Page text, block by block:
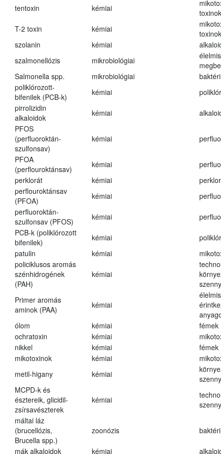
tentoxin
kémiai
toxinok
T-2 toxin
kémiai
toxinok
szolanin
kémiai
szalmonellózis
mikrobiológiai
Salmonella spp.
mikrobiológiai
poliklórozott-
bifenilek (PCB-k)
kémiai
pirrolizidin
alkaloidok
kémiai
PFOS
(perfluoroktán-
szulfonsav)
kémiai
PFOA
(perflouroktánsav)
kémiai
perklorát
kémiai
perflouroktánsav
(PFOA)
kémiai
perfluoroktán-
szulfonsav (PFOS)
kémiai
PCB-k (poliklórozott
bifenilek)
kémiai
patulin
kémiai
policiklusos aromás
szénhidrogének
(PAH)
kémiai
Primer aromás
aminok (PAA)
kémiai
ólom
kémiai
fémek
ochratoxin
kémiai
nikkel
kémiai
fémek
mikotoxinok
kémiai
metil-higany
kémiai
MCPD-k és
észtereik, glicidil-
zsírsavészterek
kémiai
máltai láz
(brucellózis,
Brucella spp.)
zoonózis
mák alkaloidok kémiai